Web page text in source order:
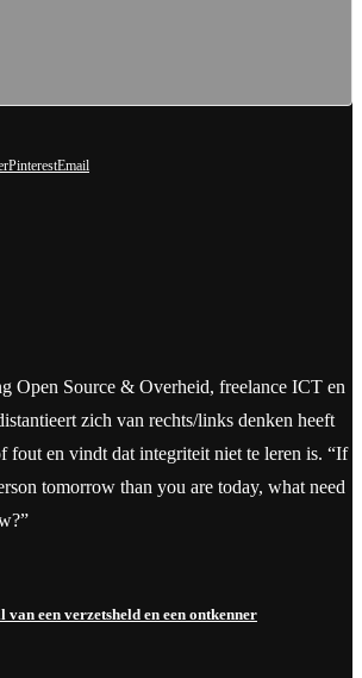
PinterestEmail
Open Source & Overheid, freelance ICT en
zich van rechts/links denken heeft
fout en vindt dat integriteit niet te leren is. “If
tomorrow than you are today, what need
een verzetsheld en een ontkenner